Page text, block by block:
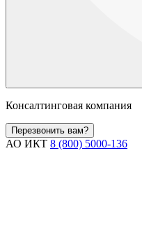
Консалтинговая компания
Перезвонить вам?
АО ИКТ 8 (800) 5000-136